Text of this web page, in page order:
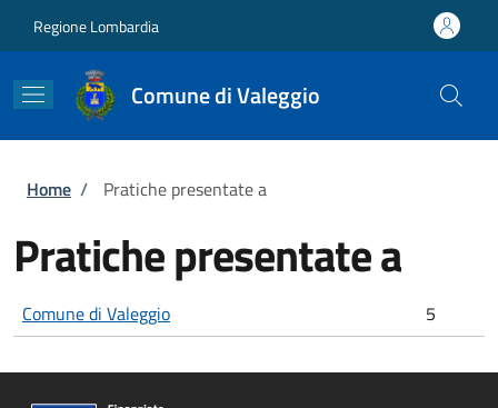
Regione Lombardia
Comune di Valeggio
Briciole di pane
Home / Pratiche presentate a
Pratiche presentate a
Comune di Valeggio 5